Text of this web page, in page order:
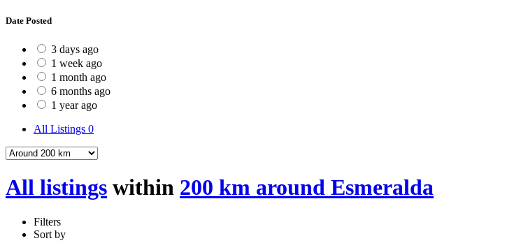
Date Posted
3 days ago
1 week ago
1 month ago
6 months ago
1 year ago
All Listings 0
All listings within 200 km around Esmeralda
Filters
Sort by